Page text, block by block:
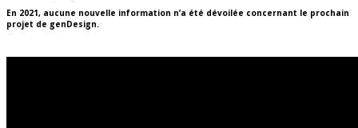
En 2021, aucune nouvelle information n’a été dévoilée concernant le prochain
projet de genDesign.